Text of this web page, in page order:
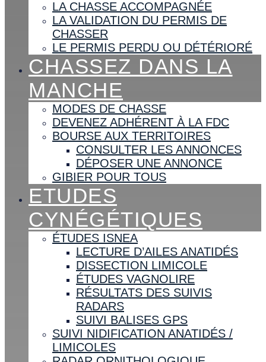
LA CHASSE ACCOMPAGNÉE
LA VALIDATION DU PERMIS DE
CHASSER
LE PERMIS PERDU OU DÉTÉRIORÉ
CHASSEZ DANS LA
MANCHE
MODES DE CHASSE
DEVENEZ ADHÉRENT À LA FDC
BOURSE AUX TERRITOIRES
CONSULTER LES ANNONCES
DÉPOSER UNE ANNONCE
GIBIER POUR TOUS
ETUDES
CYNÉGÉTIQUES
ÉTUDES ISNEA
LECTURE D’AILES ANATIDÉS
DISSECTION LIMICOLE
ÉTUDES VAGNOLIRE
RÉSULTATS DES SUIVIS
RADARS
SUIVI BALISES GPS
SUIVI NIDIFICATION ANATIDÉS /
LIMICOLES